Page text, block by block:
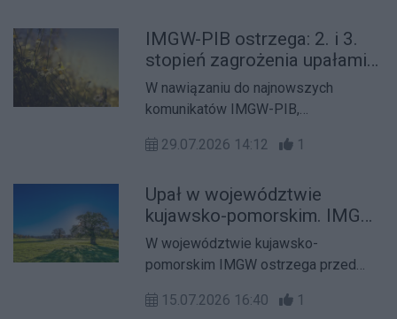
dlatego warto zachować ostrożność i
ograniczyć ekspozycję na słońce.
IMGW-PIB ostrzega: 2. i 3.
stopień zagrożenia upałami
w kujawsko-pomorskim
W nawiązaniu do najnowszych
komunikatów IMGW-PIB,
meteorologiczne 2 i 3 stopnia
województwa kujawsko-pomorskiego.
29.07.2026 14:12 1
Upał w województwie
kujawsko-pomorskim. IMGW
ostrzega przed wysokimi
temperaturami
W województwie kujawsko-
pomorskim IMGW ostrzega przed
temperatura może być wyjątkowo
15.07.2026 16:40 1